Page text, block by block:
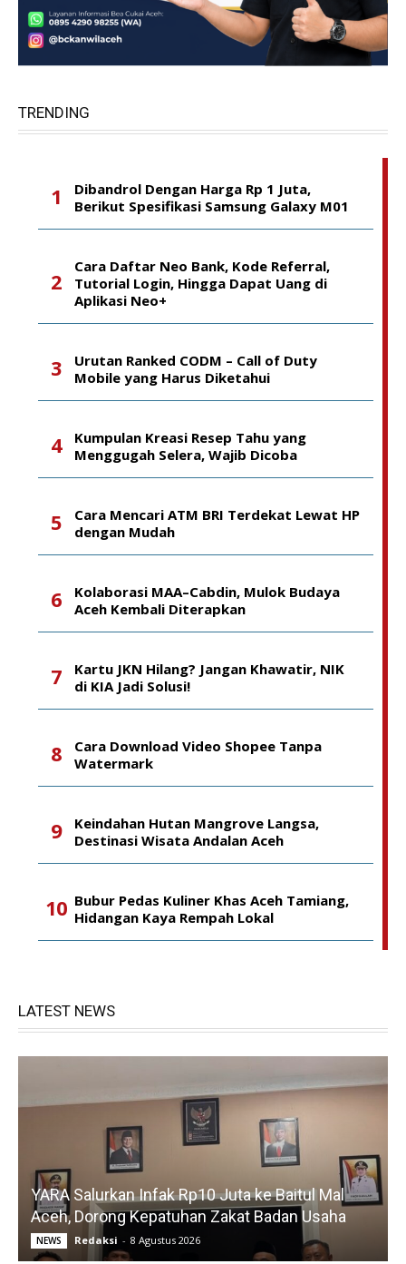
TRENDING
Dibandrol Dengan Harga Rp 1 Juta,
Berikut Spesifikasi Samsung Galaxy M01
Cara Daftar Neo Bank, Kode Referral,
Tutorial Login, Hingga Dapat Uang di
Aplikasi Neo+
Urutan Ranked CODM – Call of Duty
Mobile yang Harus Diketahui
Kumpulan Kreasi Resep Tahu yang
Menggugah Selera, Wajib Dicoba
Cara Mencari ATM BRI Terdekat Lewat HP
dengan Mudah
Kolaborasi MAA–Cabdin, Mulok Budaya
Aceh Kembali Diterapkan
Kartu JKN Hilang? Jangan Khawatir, NIK
di KIA Jadi Solusi!
Cara Download Video Shopee Tanpa
Watermark
Keindahan Hutan Mangrove Langsa,
Destinasi Wisata Andalan Aceh
Bubur Pedas Kuliner Khas Aceh Tamiang,
Hidangan Kaya Rempah Lokal
LATEST NEWS
YARA Salurkan Infak Rp10 Juta ke Baitul Mal
Aceh, Dorong Kepatuhan Zakat Badan Usaha
NEWS Redaksi - 8 Agustus 2026